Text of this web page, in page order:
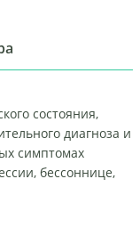
состояния,
диагноза и
симптомах
бессоннице,